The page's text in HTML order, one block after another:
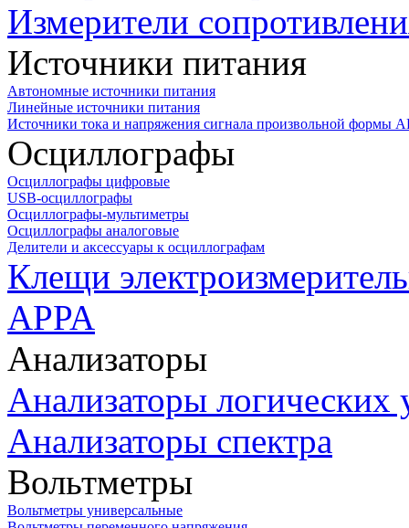
Измерители
Источники питания
Автономные источники питания
Линейные источники питания
Источники тока и напряжения сигнала произвольной формы
Осциллографы
Осциллографы цифровые
USB-осциллографы
Осциллографы-мультиметры
Осциллографы аналоговые
Делители и аксессуары к осциллографам
Клещи
APPA
Анализаторы
Анализаторы логических
Анализаторы спектра
Вольтметры
Вольтметры универсальные